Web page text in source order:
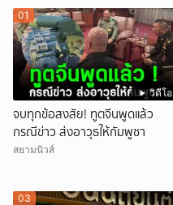
วิดีโอ
01
จบทุกข้อสงสัย! ทูตจีนพูดแล้ว
กรณีข่าว ส่งอาวุธให้กัมพูชา
สยามนิวส์
03